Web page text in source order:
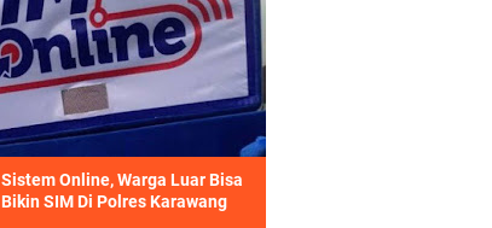
Sistem Online, Warga Luar Bisa
Bikin SIM Di Polres Karawang